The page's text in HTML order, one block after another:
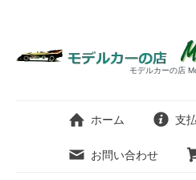
モデルカーの店
ホーム 支
お問い合わせ